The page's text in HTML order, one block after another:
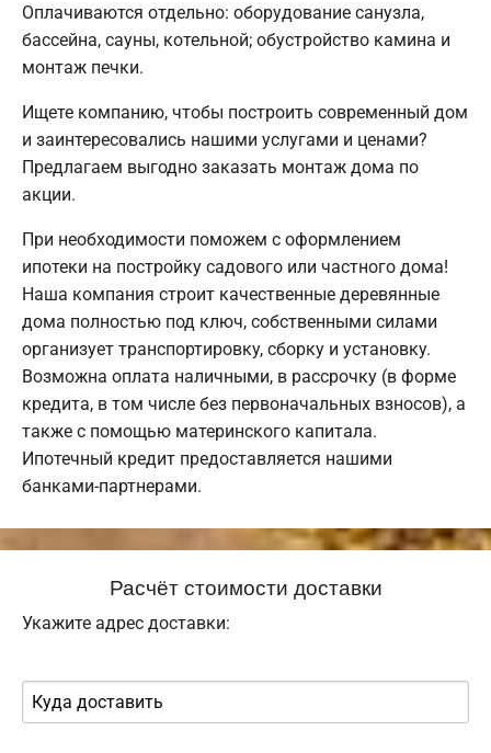
Оплачиваются отдельно: оборудование санузла,
бассейна, сауны, котельной; обустройство камина и
монтаж печки.
Ищете компанию, чтобы построить современный дом
и заинтересовались нашими услугами и ценами?
Предлагаем выгодно заказать монтаж дома по
акции.
При необходимости поможем с оформлением
ипотеки на постройку садового или частного дома!
Наша компания строит качественные деревянные
дома полностью под ключ, собственными силами
организует транспортировку, сборку и установку.
Возможна оплата наличными, в рассрочку (в форме
кредита, в том числе без первоначальных взносов), а
также с помощью материнского капитала.
Ипотечный кредит предоставляется нашими
банками-партнерами.
Расчёт стоимости доставки
Укажите адрес доставки: